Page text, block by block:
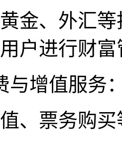
金、外汇
户进行财富
与增值服务
、票务购